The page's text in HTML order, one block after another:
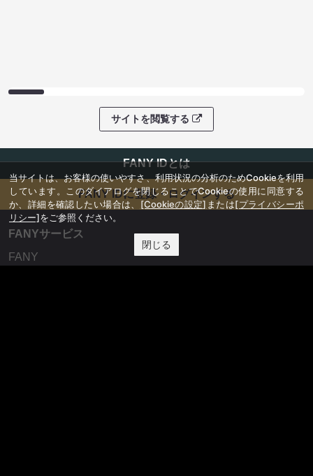
サイトを閲覧する
FANY IDとは
FANY IDに登録・ログインする
FANYサービス
FANY
当サイトは、お客様の使いやすさ、利用状況の分析のためCookieを利用
しています。このダイアログを閉じることでCookieの使用に同意する
か、詳細を確認したい場合は、 [Cookieの設定] または[プライバシーポ
リシー]をご参照ください。
閉じる